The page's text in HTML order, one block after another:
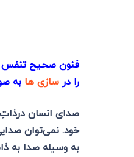
فنون صحیح تنفس و
را در سازی ها به
صدای انسان
خود. نمی‌توان
به وسیله صدا به